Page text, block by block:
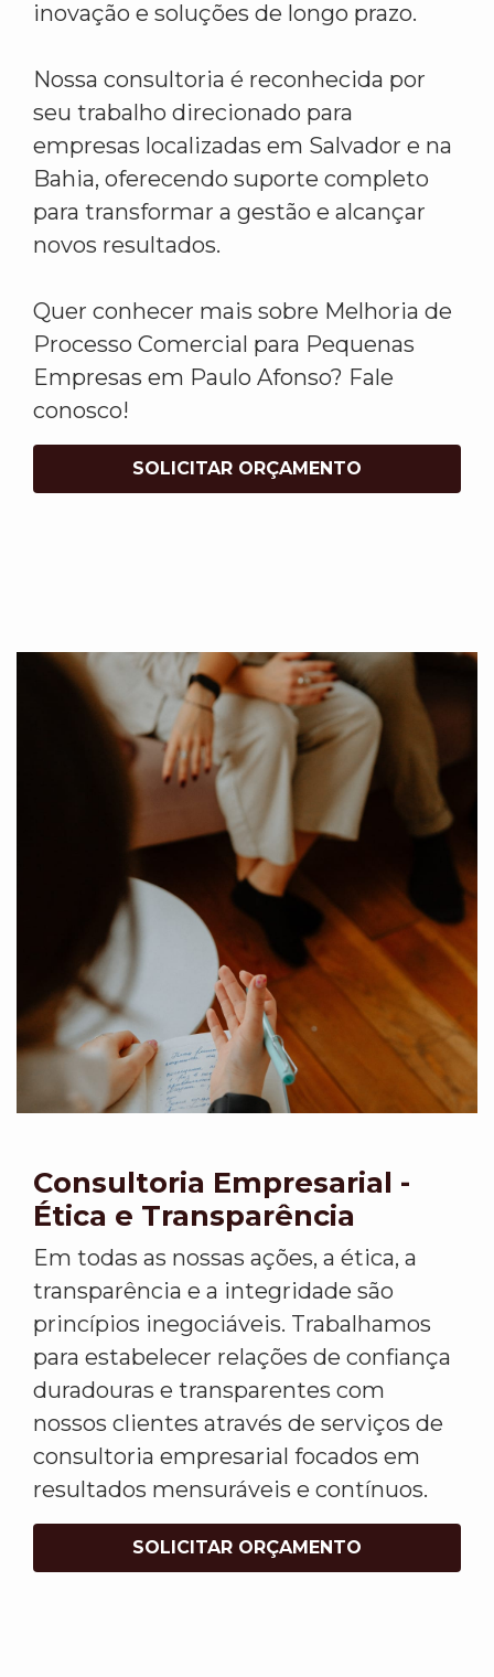
inovação e soluções de longo prazo.
Nossa consultoria é reconhecida por
seu trabalho direcionado para
empresas localizadas em Salvador e na
Bahia, oferecendo suporte completo
para transformar a gestão e alcançar
novos resultados.
Quer conhecer mais sobre Melhoria de
Processo Comercial para Pequenas
Empresas em Paulo Afonso? Fale
conosco!
SOLICITAR ORÇAMENTO
Consultoria Empresarial -
Ética e Transparência
Em todas as nossas ações, a ética, a
transparência e a integridade são
princípios inegociáveis. Trabalhamos
para estabelecer relações de confiança
duradouras e transparentes com
nossos clientes através de serviços de
consultoria empresarial focados em
resultados mensuráveis e contínuos.
SOLICITAR ORÇAMENTO